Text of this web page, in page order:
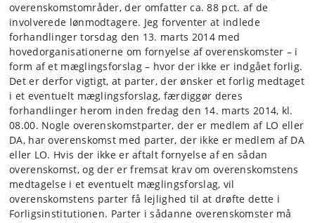
overenskomstområder, der omfatter ca. 88 pct. af de
involverede lønmodtagere. Jeg forventer at indlede
forhandlinger torsdag den 13. marts 2014 med
hovedorganisationerne om fornyelse af overenskomster – i
form af et mæglingsforslag – hvor der ikke er indgået forlig.
Det er derfor vigtigt, at parter, der ønsker et forlig medtaget
i et eventuelt mæglingsforslag, færdiggør deres
forhandlinger herom inden fredag den 14. marts 2014, kl.
08.00. Nogle overenskomstparter, der er medlem af LO eller
DA, har overenskomst med parter, der ikke er medlem af DA
eller LO. Hvis der ikke er aftalt fornyelse af en sådan
overenskomst, og der er fremsat krav om overenskomstens
medtagelse i et eventuelt mæglingsforslag, vil
overenskomstens parter få lejlighed til at drøfte dette i
Forligsinstitutionen. Parter i sådanne overenskomster må